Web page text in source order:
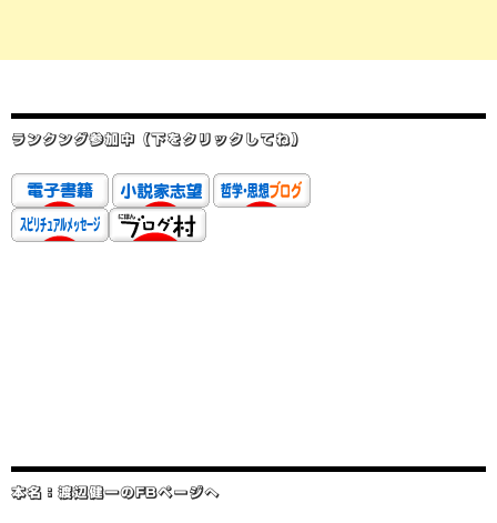
ランクング参加中（下をクリックしてね）
本名：渡辺健一のFBページへ